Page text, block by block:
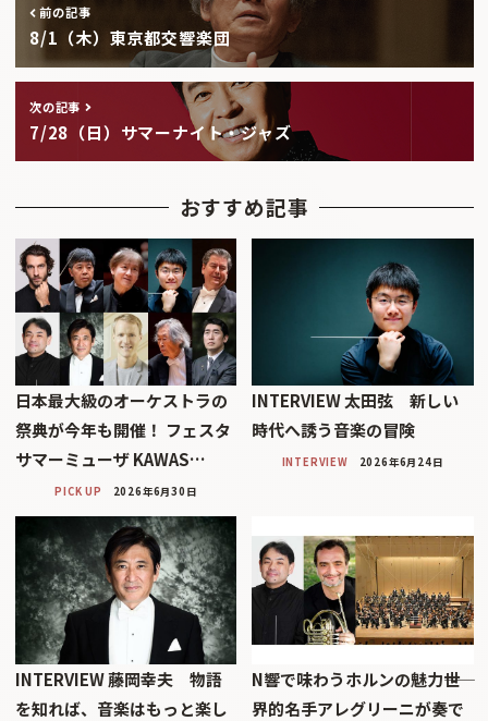
前の記事
8/1（木）東京都交響楽団
次の記事
7/28（日）サマーナイト・ジャズ
おすすめ記事
日本最大級のオーケストラの
祭典が今年も開催！ フェスタ
サマーミューザ KAWAS…
PICK UP 2026年6月30日
INTERVIEW 太田弦 新しい
時代へ誘う音楽の冒険
INTERVIEW 2026年6月24日
INTERVIEW 藤岡幸夫 物語
を知れば、音楽はもっと楽し
N響で味わうホルンの魅力――世
界的名手アレグリーニが奏で